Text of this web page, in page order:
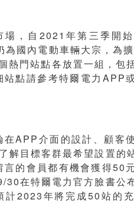
，自2021年第三季開
國內電動車輛大宗，為
門站點各放置一組，包括
點請參考特爾電力APP
APP介面的設計、顧客
解目標客群最希望設置的
的會員都有機會獲得50
在特爾電力官方臉書公
2023年將完成50站的充